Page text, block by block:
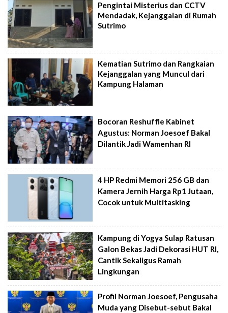
Pengintai Misterius dan CCTV
Mendadak, Kejanggalan di Rumah
Sutrimo
Kematian Sutrimo dan Rangkaian
Kejanggalan yang Muncul dari
Kampung Halaman
Bocoran Reshuffle Kabinet
Agustus: Norman Joesoef Bakal
Dilantik Jadi Wamenhan RI
4 HP Redmi Memori 256 GB dan
Kamera Jernih Harga Rp1 Jutaan,
Cocok untuk Multitasking
Kampung di Yogya Sulap Ratusan
Galon Bekas Jadi Dekorasi HUT RI,
Cantik Sekaligus Ramah
Lingkungan
Profil Norman Joesoef, Pengusaha
Muda yang Disebut-sebut Bakal